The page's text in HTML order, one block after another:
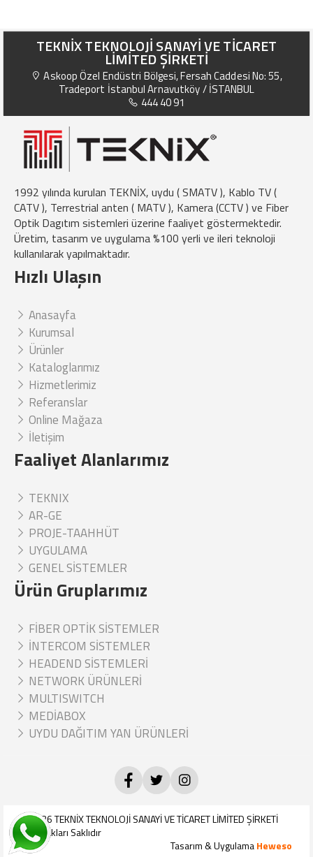
TEKNİX TEKNOLOJİ SANAYİ VE TİCARET
LİMİTED ŞİRKETİ
Askoop Özel Endüstri Bölgesi, Fersah Caddesi No: 55,
Tradeport İstanbul Arnavutköy / İSTANBUL
444 40 91
1992 yılında kurulan TEKNİX, uydu ( SMATV ), Kablo TV (
CATV ), Terrestrial anten ( MATV ), Kamera (CCTV ) ve Fiber
Optik Dagıtım sistemleri üzerine faaliyet göstermektedir.
Üretim, tasarım ve uygulama %100 yerli ve ileri teknoloji
kullanılarak yapılmaktadır.
Hızlı Ulaşın
Anasayfa
Kurumsal
Ürünler
Kataloglarımız
Hizmetlerimiz
Referanslar
Online Mağaza
İletişim
Faaliyet Alanlarımız
TEKNIX
AR-GE
PROJE-TAAHHÜT
UYGULAMA
GENEL SİSTEMLER
Ürün Gruplarımız
FİBER OPTİK SİSTEMLER
İNTERCOM SİSTEMLER
HEADEND SİSTEMLERİ
NETWORK ÜRÜNLERİ
MULTISWITCH
MEDİABOX
UYDU DAĞITIM YAN ÜRÜNLERİ
© 2026TEKNİX TEKNOLOJİ SANAYİ VE TİCARET LİMİTED ŞİRKETİ
Tüm Hakları Saklıdır
Tasarım & UygulamaHeweso